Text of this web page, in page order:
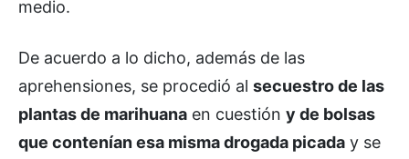
medio.
De acuerdo a lo dicho, además de las
aprehensiones, se procedió al secuestro de las
plantas de marihuana en cuestión y de bolsas
que contenían esa misma drogada picada y se